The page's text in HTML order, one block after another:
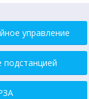
управление
подстанцией